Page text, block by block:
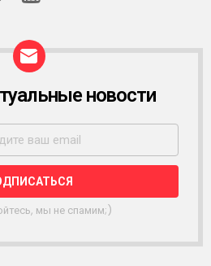
новости
мы не спамим;)